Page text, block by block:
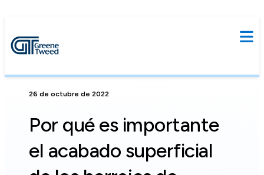
26 de octubre de 2022
Por qué es importante
el acabado superficial